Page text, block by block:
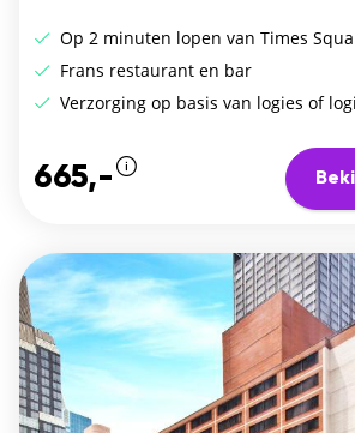
Op 2 minuten lopen van Times
Frans restaurant en bar
Verzorging op basis van logies of
665,-